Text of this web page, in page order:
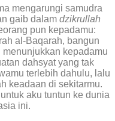
mengarungi samudra
gaib dalam dzikrullah
pun kepadamu:
al-Baqarah, bangun
kepadamu
dahsyat yang tak
terlebih dahulu, lalu
keadaan di sekitarmu.
aku tuntun ke dunia
ini.